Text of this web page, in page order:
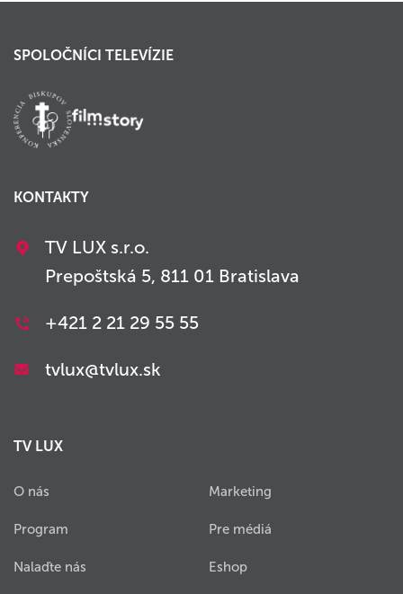
SPOLOČNÍCI TELEVÍZIE
KONTAKTY
TV LUX s.r.o.
Prepoštská 5, 811 01 Bratislava
+421 2 21 29 55 55
tvlux@tvlux.sk
TV LUX
O nás
Program
Nalaďte nás
Marketing
Pre médiá
Eshop